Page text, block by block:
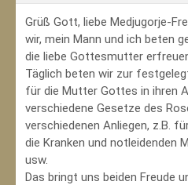
Grüß Gott, liebe Medjugorje-
wir, mein Mann und ich beten
die liebe Gottesmutter
Täglich beten wir zur
für die Mutter Gottes in ihren
verschiedene Gesetze des
verschiedenen Anliegen, z.B.
die Kranken und notleidenden
usw.
Das bringt uns beiden Freude